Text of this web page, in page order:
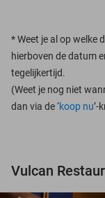
*Weet je al op welke
hierboven de datum
tegelijkertijd.
(Weet je nog niet
dan via de ‘koop nu’-
Vulcan